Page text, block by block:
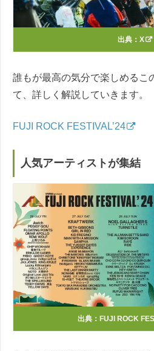
出典： X
誰もが最高の気分で楽しめるこ
て、詳しく解説していきます。
FUJI ROCK FESTIVAL’24
人気アーティストが集結
出典： FUJI ROCK